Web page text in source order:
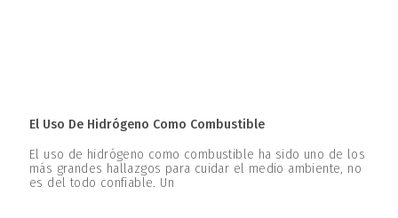
El Uso De Hidrógeno Como Combustible
El uso de hidrógeno como combustible ha sido uno de los
más grandes hallazgos para cuidar el medio ambiente, no
es del todo confiable. Un